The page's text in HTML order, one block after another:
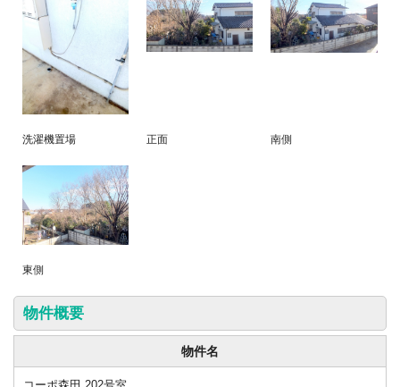
洗濯機置場 正面 南側
東側
物件概要
物件名